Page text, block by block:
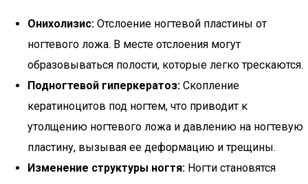
Онихолизис: Отслоение ногтевой пластины от
ногтевого ложа. В месте отслоения могут
образовываться полости, которые легко трескаются.
Подногтевой гиперкератоз: Скопление
кератиноцитов под ногтем, что приводит к
утолщению ногтевого ложа и давлению на ногтевую
пластину, вызывая ее деформацию и трещины.
Изменение структуры ногтя: Ногти становятся